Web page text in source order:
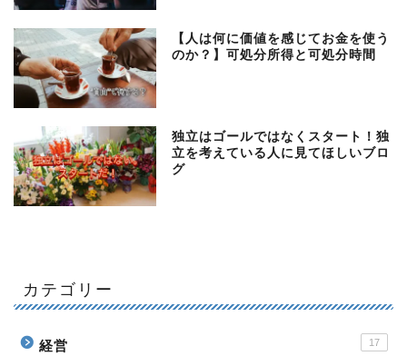
【人は何に価値を感じてお金を使う
のか？】可処分所得と可処分時間
独立はゴールではなくスタート！独
立を考えている人に見てほしいブロ
グ
カテゴリー
経営 17